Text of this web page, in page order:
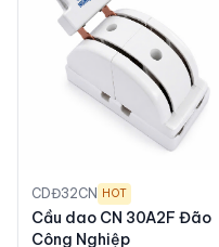
CDĐ32CN HOT
Cầu dao CN 30A2F Đão
Công Nghiệp